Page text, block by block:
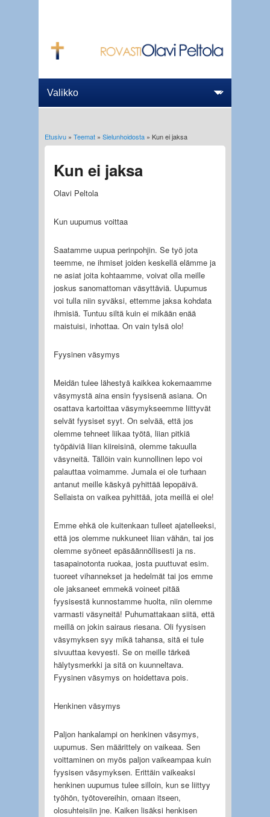
Olet täällä
Etusivu» Teemat» Sielunhoidosta» Kun ei jaksa
Kun ei jaksa
Olavi Peltola
Kun uupumus voittaa
Saatamme uupua perinpohjin. Se työ jota
teemme, ne ihmiset joiden keskellä elämme ja
ne asiat joita kohtaamme, voivat olla meille
joskus sanomattoman väsyttäviä. Uupumus
voi tulla niin syväksi, ettemme jaksa kohdata
ihmisiä. Tuntuu siltä kuin ei mikään enää
maistuisi, inhottaa. On vain tylsä olo!
Fyysinen väsymys
Meidän tulee lähestyä kaikkea kokemaamme
väsymystä aina ensin fyysisenä asiana. On
osattava kartoittaa väsymykseemme liittyvät
selvät fyysiset syyt. On selvää, että jos
olemme tehneet liikaa työtä, liian pitkiä
työpäiviä liian kiireisinä, olemme takuulla
väsyneitä. Tällöin vain kunnollinen lepo voi
palauttaa voimamme. Jumala ei ole turhaan
antanut meille käskyä pyhittää lepopäivä.
Sellaista on vaikea pyhittää, jota meillä ei ole!
Emme ehkä ole kuitenkaan tulleet ajatelleeksi,
että jos olemme nukkuneet liian vähän, tai jos
olemme syöneet epäsäännöllisesti ja ns.
tasapainotonta ruokaa, josta puuttuvat esim.
tuoreet vihannekset ja hedelmät tai jos emme
ole jaksaneet emmekä voineet pitää
fyysisestä kunnostamme huolta, niin olemme
varmasti väsyneitä! Puhumattakaan siitä, että
meillä on jokin sairaus riesana. Oli fyysisen
väsymyksen syy mikä tahansa, sitä ei tule
sivuuttaa kevyesti. Se on meille tärkeä
hälytysmerkki ja sitä on kuunneltava.
Fyysinen väsymys on hoidettava pois.
Henkinen väsymys
Paljon hankalampi on henkinen väsymys,
uupumus. Sen määrittely on vaikeaa. Sen
voittaminen on myös paljon vaikeampaa kuin
fyysisen väsymyksen. Erittäin vaikeaksi
henkinen uupumus tulee silloin, kun se liittyy
työhön, työtovereihin, omaan itseen,
olosuhteisiin jne. Kaiken lisäksi henkisen